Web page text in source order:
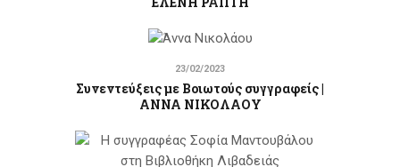
23/02/2023
Συνεντεύξεις με Βοιωτούς συγγραφείς |
ΑΝΝΑ ΝΙΚΟΛΑΟΥ